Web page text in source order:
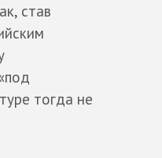
став
тогда не